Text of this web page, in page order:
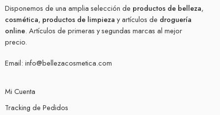
Disponemos de una amplia selección de productos de belleza,
cosmética, productos de limpieza y artículos de droguería
online. Artículos de primeras y segundas marcas al mejor
precio.
Email: info@bellezacosmetica.com
Mi Cuenta
Tracking de Pedidos